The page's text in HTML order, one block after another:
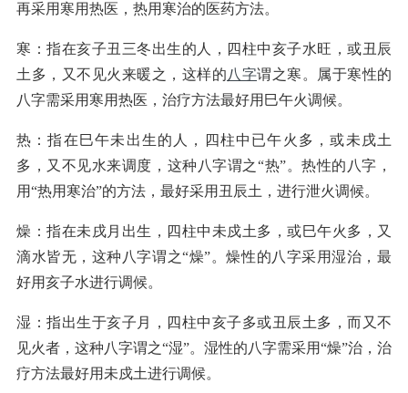
再采用寒用热医，热用寒治的医药方法。
寒：指在亥子丑三冬出生的人，四柱中亥子水旺，或丑辰
土多，又不见火来暖之，这样的八字谓之寒。属于寒性的
八字需采用寒用热医，治疗方法最好用巳午火调候。
热：指在巳午未出生的人，四柱中已午火多，或未戌土
多，又不见水来调度，这种八字谓之“热”。热性的八字，
用“热用寒治”的方法，最好采用丑辰土，进行泄火调候。
燥：指在未戌月出生，四柱中未戍土多，或巳午火多，又
滴水皆无，这种八字谓之“燥”。燥性的八字采用湿治，最
好用亥子水进行调候。
湿：指出生于亥子月，四柱中亥子多或丑辰土多，而又不
见火者，这种八字谓之“湿”。湿性的八字需采用“燥”治，治
疗方法最好用未戍土进行调候。